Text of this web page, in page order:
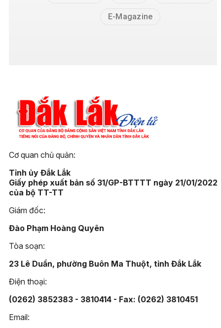
E-Magazine
Cơ quan chủ quản:
Tỉnh ủy Đắk Lắk
Giấy phép xuất bản số 31/GP-BTTTT ngày 21/01/2022
của bộ TT-TT
Giám đốc:
Đào Phạm Hoàng Quyên
Tòa soạn:
23 Lê Duẩn, phường Buôn Ma Thuột, tỉnh Đắk Lắk
Điện thoại:
(0262) 3852383 - 3810414 - Fax: (0262) 3810451
Email: